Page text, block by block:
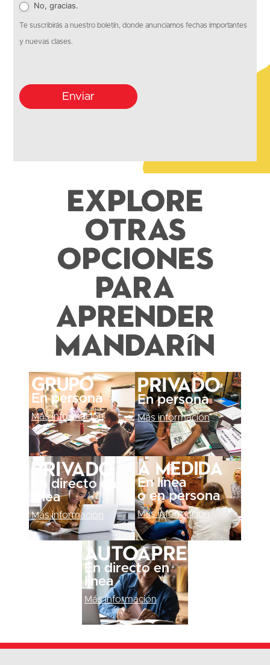
No, gracias.
Te suscribirás a nuestro boletín, donde anunciamos fechas importantes
y nuevas clases.
Enviar
Explore
otras
opciones
para
aprender
mandarín
Grupo
En persona
Más información
Privado
En persona
Más información
Privado
En directo en
línea
Más información
A medida
En línea
o en persona
Más información
Autoaprendizaje
En directo en
línea
Más información